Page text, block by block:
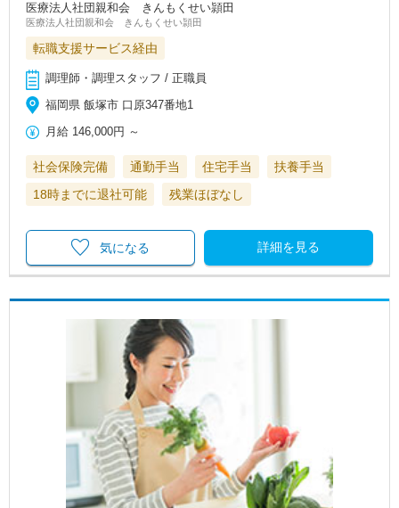
医療法人社団親和会 きんもくせい頴田
医療法人社団親和会 きんもくせい頴田
転職支援サービス経由
調理師・調理スタッフ / 正職員
福岡県 飯塚市 口原347番地1
月給 146,000円 ～
社会保険完備 通勤手当 住宅手当
扶養手当
18時までに退社可能
残業ほぼなし
詳細を見る
気になる